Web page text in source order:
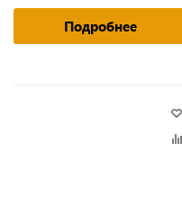
Подробнее